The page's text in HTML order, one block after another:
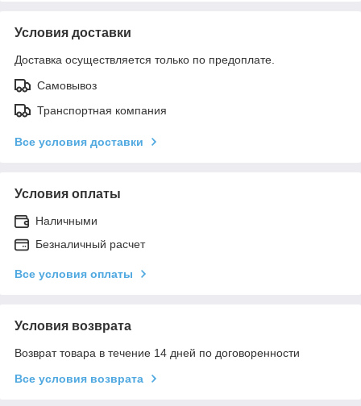
Условия доставки
Доставка осуществляется только по предоплате.
Самовывоз
Транспортная компания
Все условия доставки
Условия оплаты
Наличными
Безналичный расчет
Все условия оплаты
Условия возврата
Возврат товара в течение 14 дней по договоренности
Все условия возврата